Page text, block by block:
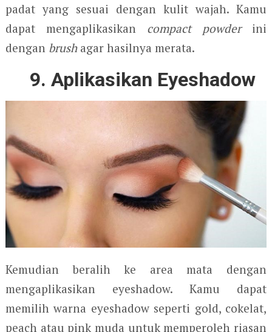
padat yang sesuai dengan kulit wajah. Kamu
dapat mengaplikasikan compact powderini
dengan brushagar hasilnya merata.
9. Aplikasikan Eyeshadow
Kemudian beralih ke area mata dengan
mengaplikasikan eyeshadow. Kamu dapat
memilih warna eyeshadow seperti gold, cokelat,
peach atau pink muda untuk memperoleh riasan